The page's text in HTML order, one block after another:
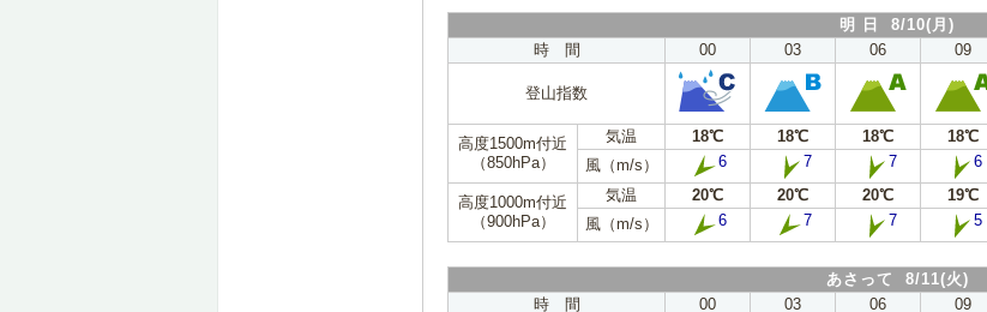
明 日 8/10(月)
時 間
00 03 06 09
登山指数
高度1500m付近
（850hPa）
気温 18℃ 18℃ 18℃ 18℃
風（m/s）
6 7 7 6
高度1000m付近
（900hPa）
気温 20℃ 20℃ 20℃ 19℃
風（m/s）
6 7 7 5
あさって 8/11(火)
時 間
00 03 06 09